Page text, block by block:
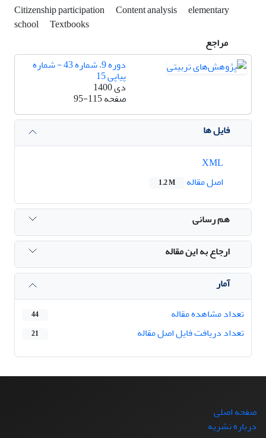
Citizenship participation Content analysis
elementary
school
Textbooks
مراجع
دوره 9، شماره 43 - شماره
پیاپی 15
دی 1400
صفحه95-115
فایل ها
اصل مقاله
1.2 M
هم رسانی
ارجاع به این مقاله
آمار
تعداد مشاهده مقاله
44
تعداد دریافت فایل اصل مقاله 21
صفحه اصلی
درباره نشریه